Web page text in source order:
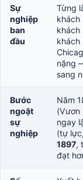
Sự
nghiệp
ban
đầu
Từng
khách
khách
khách
nặng
sang
Bước
ngoặt
sự
nghiệp
Năm
(Vươn
ngay
(tự
1897,
đạt